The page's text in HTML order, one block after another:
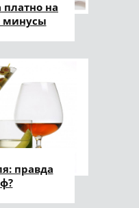
на
минусы
правда